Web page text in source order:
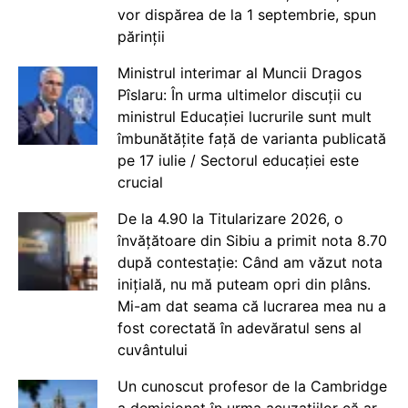
vor dispărea de la 1 septembrie, spun
părinții
Ministrul interimar al Muncii Dragos
Pîslaru: În urma ultimelor discuții cu
ministrul Educației lucrurile sunt mult
îmbunătățite față de varianta publicată
pe 17 iulie / Sectorul educației este
crucial
De la 4.90 la Titularizare 2026, o
învățătoare din Sibiu a primit nota 8.70
după contestație: Când am văzut nota
inițială, nu mă puteam opri din plâns.
Mi-am dat seama că lucrarea mea nu a
fost corectată în adevăratul sens al
cuvântului
Un cunoscut profesor de la Cambridge